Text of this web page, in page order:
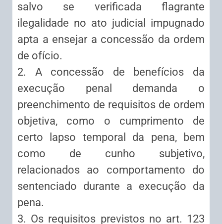
salvo se verificada flagrante
ilegalidade no ato judicial impugnado
apta a ensejar a concessão da ordem
de ofício.
2. A concessão de benefícios da
execução penal demanda o
preenchimento de requisitos de ordem
objetiva, como o cumprimento de
certo lapso temporal da pena, bem
como de cunho subjetivo,
relacionados ao comportamento do
sentenciado durante a execução da
pena.
3. Os requisitos previstos no art. 123